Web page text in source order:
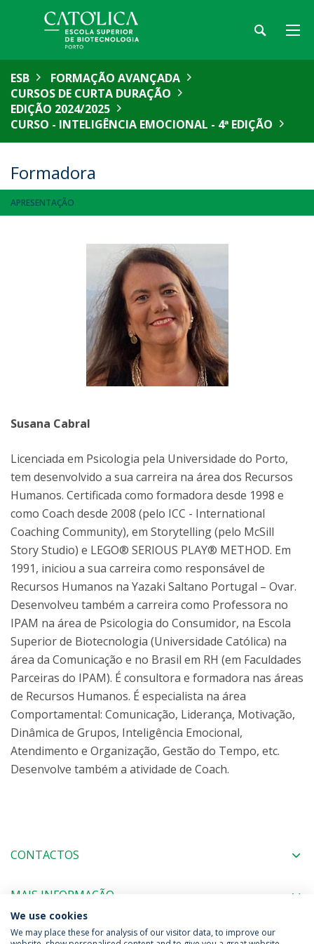
ESB
FORMAÇÃO AVANÇADA
CURSOS DE CURTA DURAÇÃO
EDIÇÃO 2024/2025
CURSO - INTELIGÊNCIA EMOCIONAL - 4ª EDIÇÃO
Formadora
APRESENTAÇÃO
Susana Cabral
Licenciada em Psicologia pela Universidade do Porto,
tem desenvolvido a sua carreira na área dos Recursos
Humanos. Certificada como formadora desde 1998 e
como Coach desde 2008 (pelo ICC - International
Coaching Community), em Storytelling (pelo McSill
Story Studio) e LEGO® SERIOUS PLAY® METHOD. Em
1991, iniciou a sua carreira como responsável de
Recursos Humanos na Yazaki Saltano Portugal – Ovar.
Desenvolveu também a carreira como Professora no
IPAM na área de Psicologia do Consumidor, na Escola
Superior de Biotecnologia (Universidade Católica) na
área da Comunicação e no Brasil em RH (em Faculdades
Parceiras do IPAM). É consultora e formadora nas áreas
de Recursos Humanos. É especialista na área
Comportamental: Comunicação, Liderança, Motivação,
Dinâmica de Grupos, Inteligência Emocional,
Atendimento e Organização, Gestão do Tempo, etc.
Desenvolve também a atividade de Coach.
CONTACTOS
MAIS INFORMAÇÃO
We use cookies
We may place these for analysis of our visitor data, to improve our